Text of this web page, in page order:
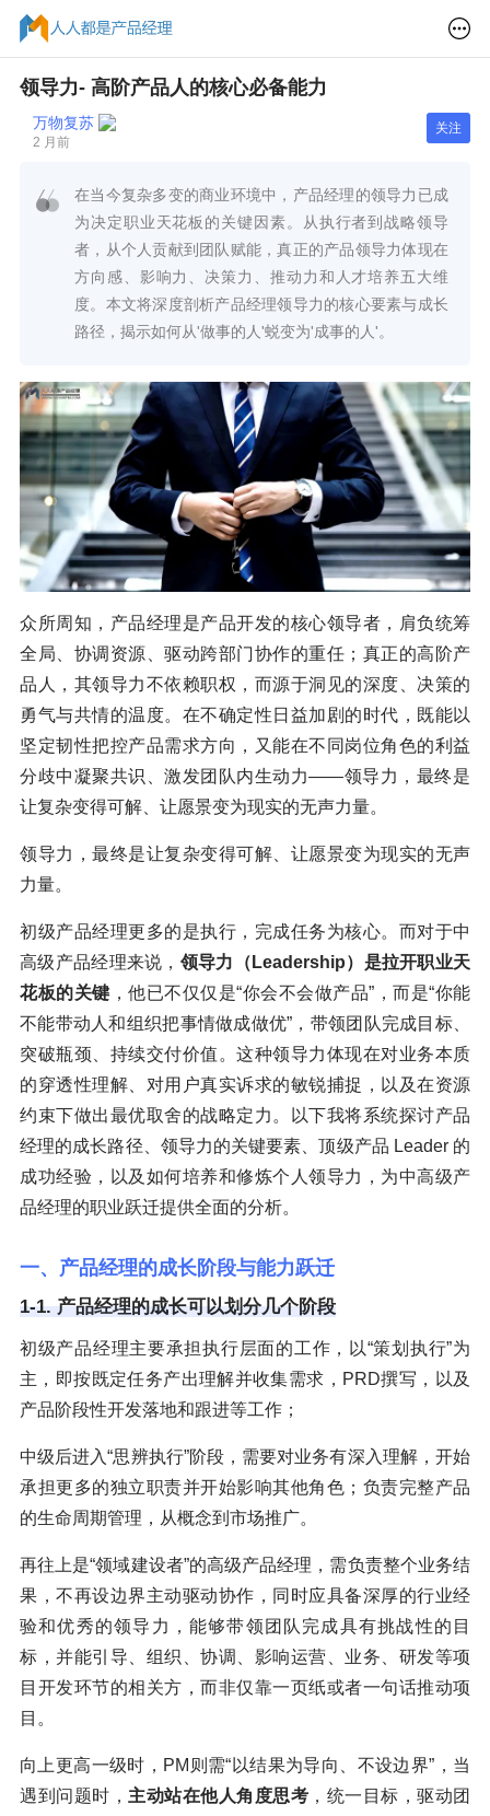
领导力- 高阶产品人的核心必备能力
万物复苏
2 月前
关注
在当今复杂多变的商业环境中，产品经理的领导力已成
为决定职业天花板的关键因素。从执行者到战略领导
者，从个人贡献到团队赋能，真正的产品领导力体现在
方向感、影响力、决策力、推动力和人才培养五大维
度。本文将深度剖析产品经理领导力的核心要素与成长
路径，揭示如何从'做事的人'蜕变为'成事的人'。
众所周知，产品经理是产品开发的核心领导者，肩负统筹
全局、协调资源、驱动跨部门协作的重任；真正的高阶产
品人，其领导力不依赖职权，而源于洞见的深度、决策的
勇气与共情的温度。在不确定性日益加剧的时代，既能以
坚定韧性把控产品需求方向，又能在不同岗位角色的利益
分歧中凝聚共识、激发团队内生动力——领导力，最终是
让复杂变得可解、让愿景变为现实的无声力量。
领导力，最终是让复杂变得可解、让愿景变为现实的无声
力量。
初级产品经理更多的是执行，完成任务为核心。而对于中
高级产品经理来说， 领导力（Leadership）是拉开职业天
花板的关键 ，他已不仅仅是“你会不会做产品”，而是“你能
不能带动人和组织把事情做成做优”，带领团队完成目标、
突破瓶颈、持续交付价值。这种领导力体现在对业务本质
的穿透性理解、对用户真实诉求的敏锐捕捉，以及在资源
约束下做出最优取舍的战略定力。以下我将系统探讨产品
经理的成长路径、领导力的关键要素、顶级产品 Leader 的
成功经验，以及如何培养和修炼个人领导力，为中高级产
品经理的职业跃迁提供全面的分析。
一、产品经理的成长阶段与能力跃迁
1-1. 产品经理的成长可以划分几个阶段
初级产品经理主要承担执行层面的工作，以“策划执行”为
主，即按既定任务产出理解并收集需求，PRD撰写，以及
产品阶段性开发落地和跟进等工作；
中级后进入“思辨执行”阶段，需要对业务有深入理解，开始
承担更多的独立职责并开始影响其他角色；负责完整产品
的生命周期管理，从概念到市场推广。
再往上是“领域建设者”的高级产品经理，需负责整个业务结
果，不再设边界主动驱动协作，同时应具备深厚的行业经
验和优秀的领导力，能够带领团队完成具有挑战性的目
标，并能引导、组织、协调、影响运营、业务、研发等项
目开发环节的相关方，而非仅靠一页纸或者一句话推动项
目。
向上更高一级时，PM则需“以结果为导向、不设边界”，当
遇到问题时， 主动站在他人角度思考 ，统一目标，驱动团